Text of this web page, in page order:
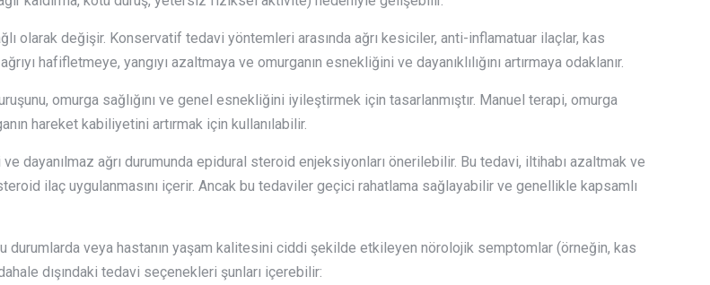
olarak değişir. Konservatif tedavi yöntemleri arasında ağrı kesiciler, anti-inflamatuar ilaçlar, kas
hafifletmeye, yangıyı azaltmaya ve omurganın esnekliğini ve dayanıklılığını artırmaya odaklanır.
omurga sağlığını ve genel esnekliğini iyileştirmek için tasarlanmıştır. Manuel terapi, omurga
hareket kabiliyetini artırmak için kullanılabilir.
dayanılmaz ağrı durumunda epidural steroid enjeksiyonları önerilebilir. Bu tedavi, iltihabı azaltmak ve
ilaç uygulanmasını içerir. Ancak bu tedaviler geçici rahatlama sağlayabilir ve genellikle kapsamlı
durumlarda veya hastanın yaşam kalitesini ciddi şekilde etkileyen nörolojik semptomlar (örneğin, kas
dışındaki tedavi seçenekleri şunları içerebilir: